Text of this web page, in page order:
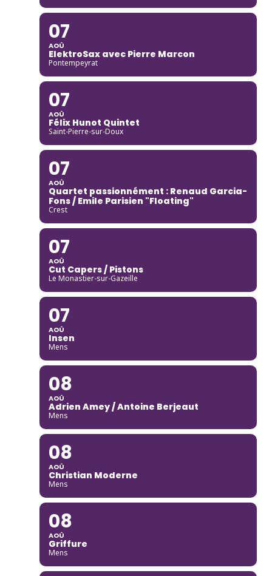
07
AOÛ
ElektroSax avec Pierre Marcon
Pontempeyrat
07
AOÛ
Félix Hunot Quintet
Saint-Pierre-sur-Doux
07
AOÛ
Quartet passionnément : Renaud Garcia-
Fons / Emile Parisien "Floating"
Crest
07
AOÛ
Cut Capers / Pistons
Le Monastier-sur-Gazeille
07
AOÛ
Insen
Mens
08
AOÛ
Adrien Amey / Antoine Berjeaut
Mens
08
AOÛ
Christian Moderne
Mens
08
AOÛ
Griffure
Mens